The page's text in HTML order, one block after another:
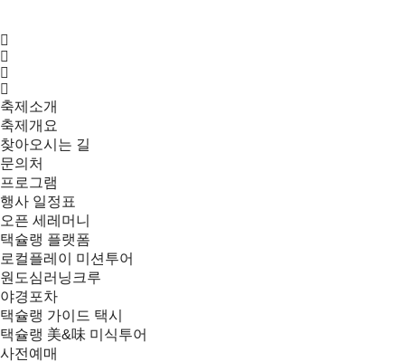
축제소개
축제개요
찾아오시는 길
문의처
프로그램
행사 일정표
오픈 세레머니
택슐랭 플랫폼
로컬플레이 미션투어
원도심러닝크루
야경포차
택슐랭 가이드 택시
택슐랭 美&味 미식투어
사전예매